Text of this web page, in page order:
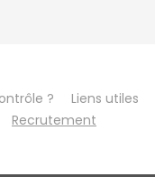
? Liens utiles
Recrutement